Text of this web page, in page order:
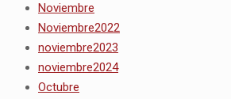
Noviembre
Noviembre2022
noviembre2023
noviembre2024
Octubre